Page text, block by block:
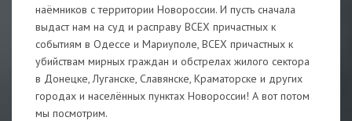
наёмников с территории Новороссии. И пусть сначала
выдаст нам на суд и расправу ВСЕХ причастных к
событиям в Одессе и Мариуполе, ВСЕХ причастных к
убийствам мирных граждан и обстрелах жилого сектора
в Донецке, Луганске, Славянске, Краматорске и других
городах и населённых пунктах Новороссии! А вот потом
мы посмотрим.